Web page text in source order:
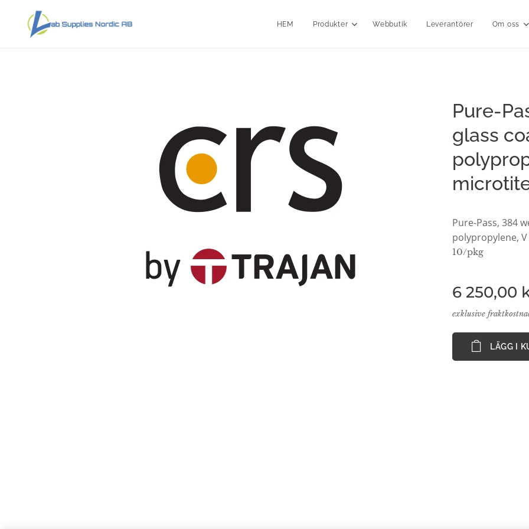
HEM Produkter Webbutik Leverantörer Om oss
Pure-
glass
Pure-Pass, 384
polypropylene,
10/pkg
6 250,00
exklusive
LÄGG I